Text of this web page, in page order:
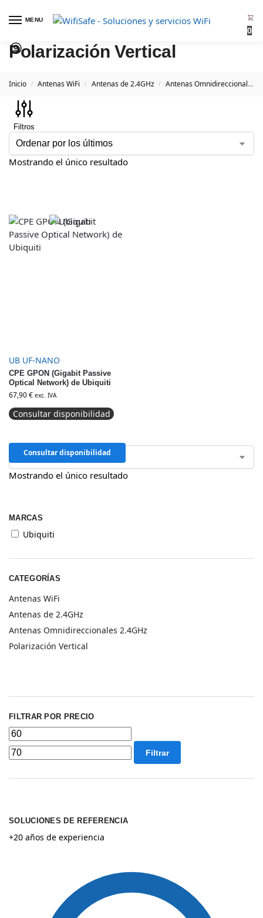
MENU
0
Polarización Vertical
Inicio / Antenas WiFi / Antenas de 2.4GHz / Antenas Omnidireccionales 2.4GHz
Filtros
Mostrando el único resultado
UB UF-NANO
CPE GPON (Gigabit Passive
Optical Network) de Ubiquiti
67,90€ exc. IVA
Consultar disponibilidad
Consultar disponibilidad
Mostrando el único resultado
MARCAS
Ubiquiti
CATEGORÍAS
Antenas WiFi
Antenas de 2.4GHz
Antenas Omnidireccionales 2.4GHz
Polarización Vertical
FILTRAR POR PRECIO
Filtrar
SOLUCIONES DE REFERENCIA
+20 años de experiencia